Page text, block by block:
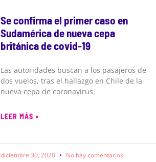
Se confirma el primer caso en
Sudamérica de nueva cepa
británica de covid-19
Las autoridades buscan a los pasajeros de
dos vuelos, tras el hallazgo en Chile de la
nueva cepa de coronavirus.
LEER MÁS »
diciembre 30, 2020 No hay comentarios